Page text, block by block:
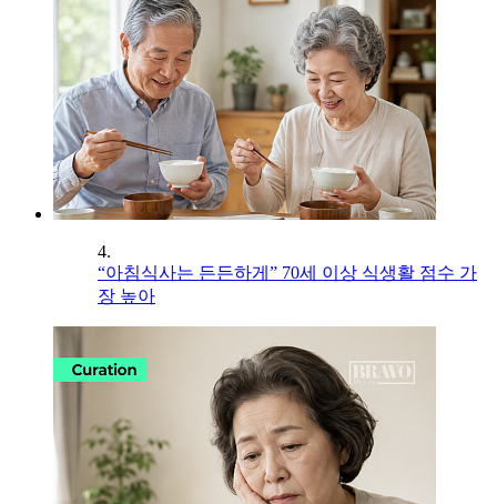
4.
“아침식사는 든든하게” 70세 이상 식생활 점수 가
장 높아